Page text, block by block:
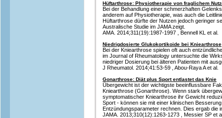
Hüftarthrose: Physiotherapie von fraglichem
Bei der Behandlung einer schmerzhaften
anderem auf Physiotherapie, was auch die
Hüftarthrose dürfte der Nutzen jedoch geringer
Australische Studie im JAMA zeigt.
AMA. 2014;311(19):1987-1997 , Bennell KL et al.
Niedrigdosierte Glukokortikoide bei Kniearthrose
Bei der Kniearthrose spielen oft auch
im Journal of Rheumatology untersuchte die
niedriger Dosierung bei älteren Patienten mit
J Rheumatol. 2014;41:53-59 , Abou-Raya A et al.
Gonarthrose: Diät plus Sport entlastet das Knie
Übergewicht ist der wichtigste beeinflussbare
Kniearthrose (Gonarthrose). Wenn stark
symptomatischer Kniearthrose ihr Gewicht
Sport - können sie mit einer klinischen
Entzündungsparameter rechnen. Dies ergab die
JAMA. 2013;310(12):1263-1273 , Messier SP et